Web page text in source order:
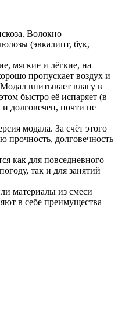
Волокно
(эвкалипт, бук,
мягкие и лёгкие, на
пропускает воздух и
впитывает влагу в
быстро её испаряет (в
долговечен, почти не
модала. За счёт этого
прочность, долговечность
как для повседневного
так и для занятий
материалы из смеси
в себе преимущества